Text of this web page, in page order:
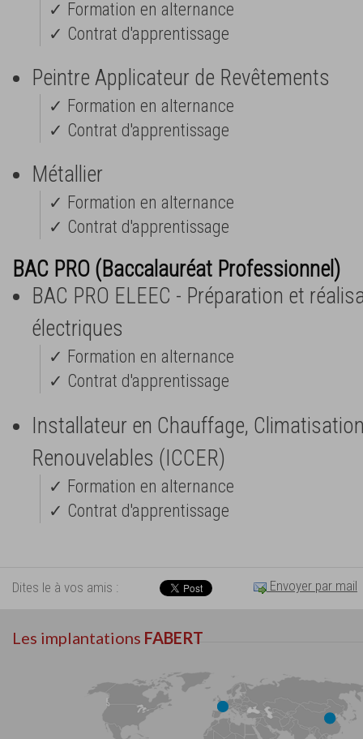
✓ Formation en alternance
✓ Contrat d'apprentissage
Peintre Applicateur de Revêtements
✓ Formation en alternance
✓ Contrat d'apprentissage
Métallier
✓ Formation en alternance
✓ Contrat d'apprentissage
BAC PRO (Baccalauréat Professionnel)
BAC PRO ELEEC - Préparation et
électriques
✓ Formation en alternance
✓ Contrat d'apprentissage
Installateur en Chauffage,
Renouvelables (ICCER)
✓ Formation en alternance
✓ Contrat d'apprentissage
Dites le à vos amis : Envoyer par mail
Les implantations FABERT